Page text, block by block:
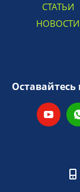
СТАТЬИ
НОВОСТИ
Оставайтесь